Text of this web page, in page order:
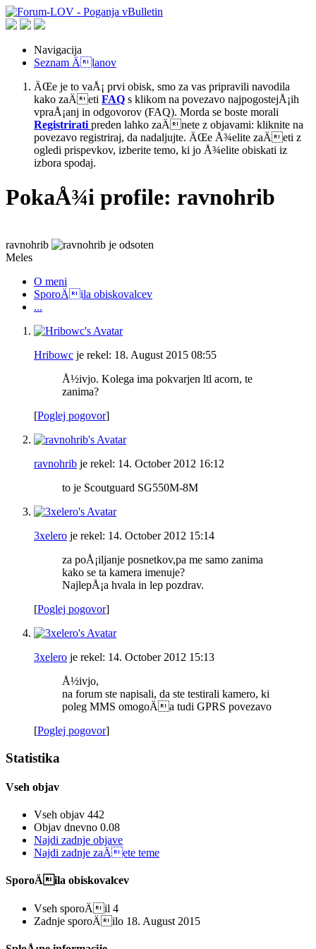
Navigacija
Seznam Älanov
ÄŒe je to vaÅ¡ prvi obisk, smo za vas pripravili navodila
kako zaÄeti FAQ s klikom na povezavo najpogostejÅ¡ih
vpraÅ¡anj in odgovorov (FAQ). Morda se boste morali
Registrirati preden lahko zaÄnete z objavami: kliknite na
povezavo registriraj, da nadaljujte. ÄŒe Å¾elite zaÄeti z
ogledi prispevkov, izberite temo, ki jo Å¾elite obiskati iz
izbora spodaj.
PokaÅ¾i profile: ravnohrib
ravnohrib
Meles
O meni
SporoÄila obiskovalcev
...
Hribowc je rekel: 18. August 2015 08:55
Å½ivjo. Kolega ima pokvarjen ltl acorn, te
zanima?
[Poglej pogovor]
ravnohrib je rekel: 14. October 2012 16:12
to je Scoutguard SG550M-8M
3xelero je rekel: 14. October 2012 15:14
za poÅ¡iljanje posnetkov,pa me samo zanima
kako se ta kamera imenuje?
NajlepÅ¡a hvala in lep pozdrav.
[Poglej pogovor]
3xelero je rekel: 14. October 2012 15:13
Å½ivjo,
na forum ste napisali, da ste testirali kamero, ki
poleg MMS omogoÄa tudi GPRS povezavo
[Poglej pogovor]
Statistika
Vseh objav
Vseh objav 442
Objav dnevno 0.08
Najdi zadnje objave
Najdi zadnje zaÄete teme
SporoÄila obiskovalcev
Vseh sporoÄil 4
Zadnje sporoÄilo 18. August 2015